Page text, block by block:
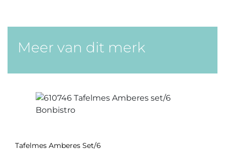
Meer van dit merk
Tafelmes Amberes Set/6